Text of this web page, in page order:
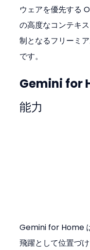
ウェアを優先する
の高度なコンテキ
制となるフリーミ
です。
Gemini for
能力
Gemini for Home
飛躍として位置づ